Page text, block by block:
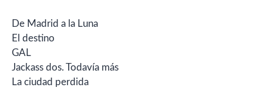
De Madrid a la Luna
El destino
GAL
Jackass dos. Todavía más
La ciudad perdida